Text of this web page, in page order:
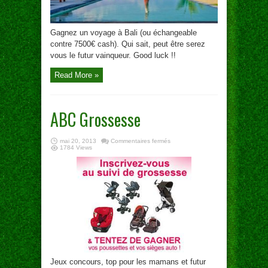
Gagnez un voyage à Bali (ou échangeable
contre 7500€ cash). Qui sait, peut être serez
vous le futur vainqueur. Good luck !!
Read More »
ABC Grossesse
mai 20, 2013 Commentaires fermés
1784 Views
Jeux concours, top pour les mamans et futur